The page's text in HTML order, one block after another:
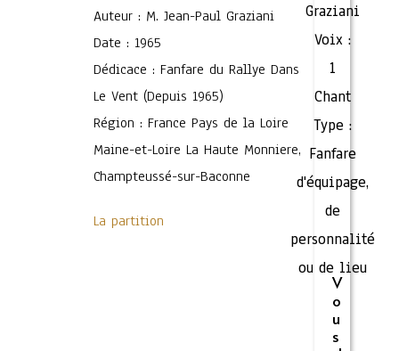
Auteur : M. Jean-Paul Graziani
Date : 1965
Dédicace : Fanfare du Rallye Dans
Le Vent (Depuis 1965)
Région : France Pays de la Loire
Maine-et-Loire La Haute Monniere,
Champteussé-sur-Baconne
La partition
Graziani
Voix :
1
Chant
Type :
Fanfare
d'équipage,
de
personnalité
ou de lieu
V
o
u
s